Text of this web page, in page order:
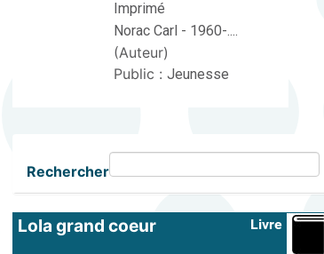
Imprimé
Norac Carl - 1960-....
(Auteur)
Public : Jeunesse
Rechercher
Lola grand coeur Livre